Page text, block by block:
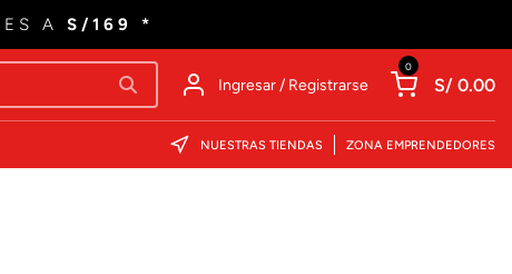
A S/169 *
Ingresar / Registrarse
0
S/ 0.00
NUESTRAS TIENDAS ZONA EMPRENDEDORES